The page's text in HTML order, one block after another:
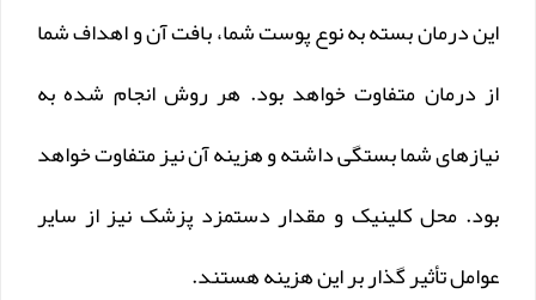
این درمان بسته به نوع پوست شما، بافت آن و اهداف شما
از درمان متفاوت خواهد بود. هر روش انجام شده به
نیازهای شما بستگی داشته و هزینه آن نیز متفاوت خواهد
بود. محل کلینیک و مقدار دستمزد پزشک نیز از سایر
عوامل تأثیر گذار بر این هزینه هستند.